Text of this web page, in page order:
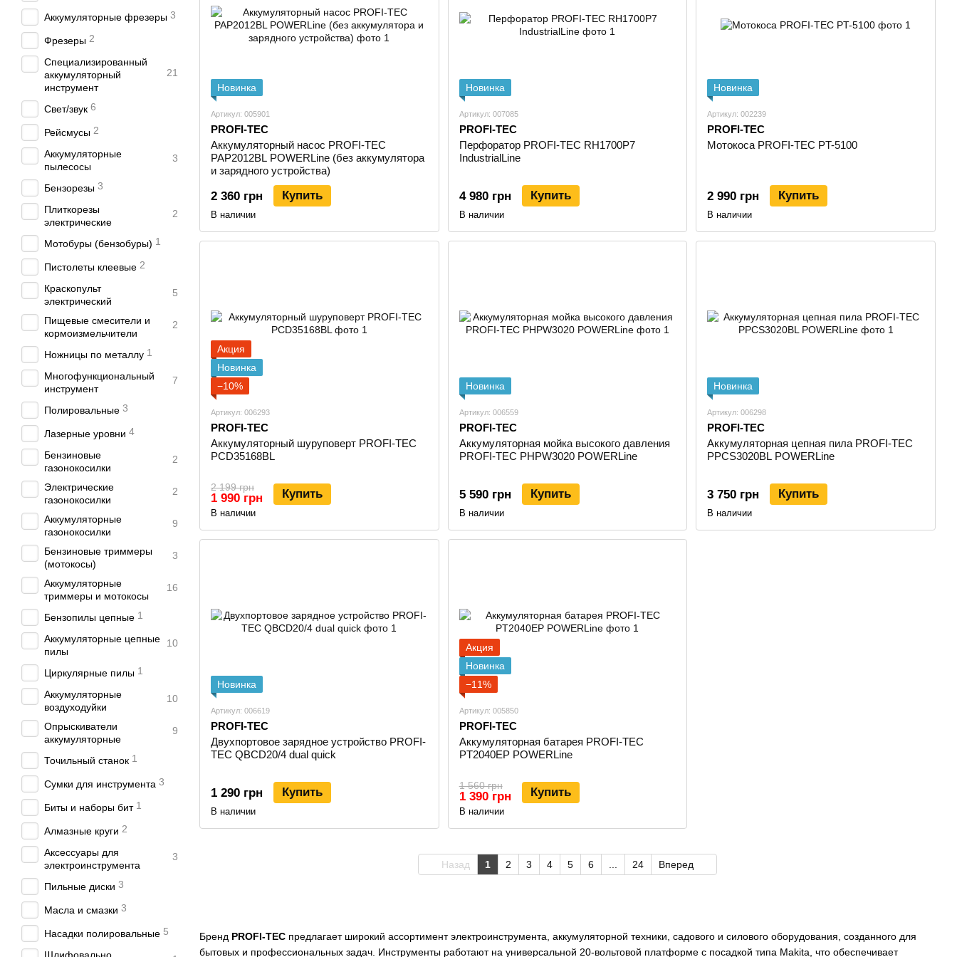
Бренд PROFI-TEC предлагает широкий ассортимент электроинструмента, аккумуляторной техники, садового и силового оборудования, созданного для
бытовых и профессиональных задач. Инструменты работают на универсальной 20-вольтовой платформе с посадкой типа Makita, что обеспечивает
Генераторы отличаются устойчивой работой, качественными альтернаторами и надежной защитой от перепадов
напряжения.
лазерные уровни;
измерители расстояния;
расходники — диски, цепи, полотна;
наборы аксессуаров, сумки и кейсы.
Преимущества бренда PROFI-TEC
Современное производство в Турции и Китае
с высоким контролем качества.
Поддержка и дистрибуция в более чем 20 странах мира.
Новинка
Артикул: 005901
PROFI-TEC
Аккумуляторный насос PROFI-TEC
PAP2012BL POWERLine (без аккумулятора
и зарядного устройства)
2 360 грн Купить
В наличии
Новинка
Артикул: 007085
PROFI-TEC
Перфоратор PROFI-TEC RH1700P7
IndustrialLine
4 980 грн Купить
В наличии
Новинка
Артикул: 002239
PROFI-TEC
Мотокоса PROFI-TEC PT-5100
2 990 грн Купить
В наличии
Акция
Новинка
−10%
Артикул: 006293
PROFI-TEC
Аккумуляторный шуруповерт PROFI-TEC
PCD35168BL
2 199 грн
1 990 грн Купить
В наличии
Новинка
Артикул: 006559
PROFI-TEC
Аккумуляторная мойка высокого давления
PROFI-TEC PHPW3020 POWERLine
5 590 грн Купить
В наличии
Новинка
Артикул: 006298
PROFI-TEC
Аккумуляторная цепная пила PROFI-TEC
PPCS3020BL POWERLine
3 750 грн Купить
В наличии
Новинка
Артикул: 006619
PROFI-TEC
Двухпортовое зарядное устройство PROFI-
TEC QBCD20/4 dual quick
1 290 грн Купить
В наличии
Акция
Новинка
−11%
Артикул: 005850
PROFI-TEC
Аккумуляторная батарея PROFI-TEC
PT2040EP POWERLine
1 560 грн
1 390 грн Купить
В наличии
Назад 1 2 3 4 5 6 24 Вперед
Аккумуляторные фрезеры 3
Фрезеры 2
Специализированный
аккумуляторный
инструмент
21
Свет/звук 6
Рейсмусы 2
Аккумуляторные
пылесосы
3
Бензорезы 3
Плиткорезы
электрические
2
Мотобуры (бензобуры) 1
Пистолеты клеевые 2
Краскопульт
электрический
5
Пищевые смесители и
кормоизмельчители
2
Ножницы по металлу 1
Многофункциональный
инструмент
7
Полировальные 3
Лазерные уровни 4
Бензиновые
газонокосилки
2
Электрические
газонокосилки
2
Аккумуляторные
газонокосилки
9
Бензиновые триммеры
(мотокосы)
3
Аккумуляторные
триммеры и мотокосы
16
Бензопилы цепные 1
Аккумуляторные цепные
пилы
10
Циркулярные пилы 1
Аккумуляторные
воздуходуйки
10
Опрыскиватели
аккумуляторные
9
Точильный станок 1
Сумки для инструмента 3
Биты и наборы бит 1
Алмазные круги 2
Аксессуары для
электроинструмента
3
Пильные диски 3
Масла и смазки 3
Насадки полировальные 5